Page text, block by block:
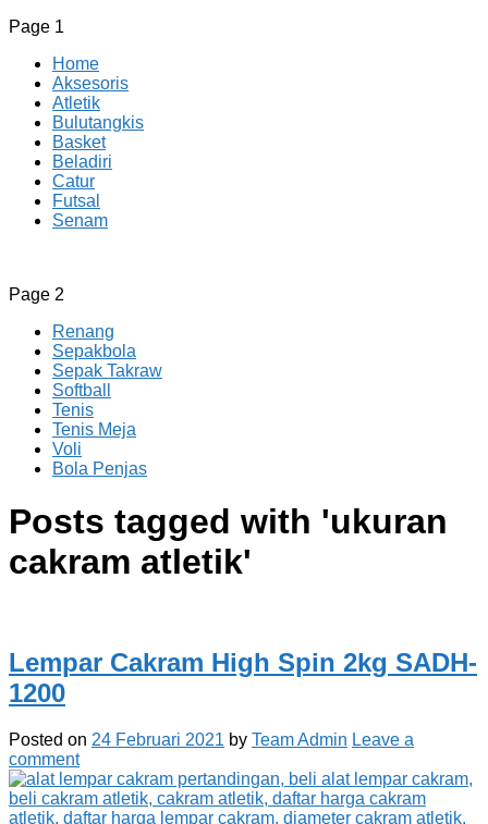
Page 1
Home
Aksesoris
Atletik
Bulutangkis
Basket
Beladiri
Catur
Futsal
Senam
CV JAYA BERSAMA Co Id
Menyediakan Semua Perlengkapan Olahraga Yang
Page 2
Renang
Sepakbola
Sepak Takraw
Softball
Tenis
Tenis Meja
Voli
Bola Penjas
Posts tagged with 'ukuran
cakram atletik'
Lempar Cakram High Spin 2kg SADH-
1200
Posted on 24 Februari 2021 by Team Admin Leave a
comment